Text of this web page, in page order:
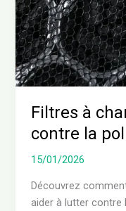
Filtres à
contre la
15/01/2026
Découvrez
aider à lutter contre
contre
la
pollution
aux
PFAS